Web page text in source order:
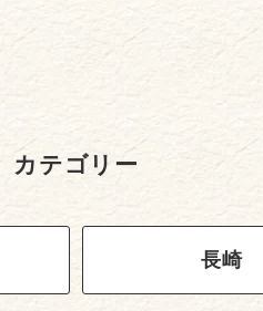
カテゴリー
長崎